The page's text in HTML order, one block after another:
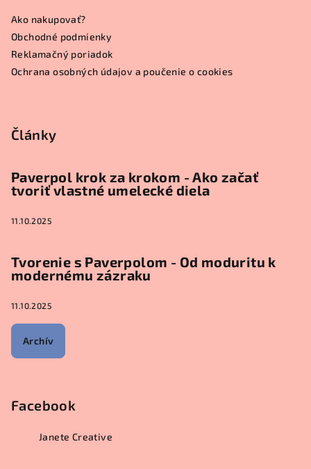
Ako nakupovať?
Obchodné podmienky
Reklamačný poriadok
Ochrana osobných údajov a poučenie o cookies
Články
Paverpol krok za krokom - Ako začať
tvoriť vlastné umelecké diela
11.10.2025
Tvorenie s Paverpolom - Od moduritu k
modernému zázraku
11.10.2025
Archív
Facebook
Janete Creative